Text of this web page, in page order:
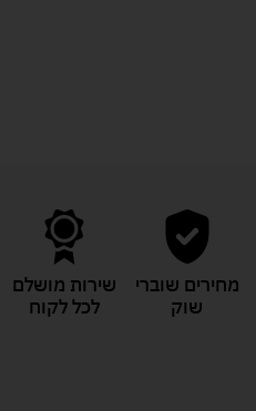
מחירים שוברי
שוק
שירות מושלם
לכל לקוח